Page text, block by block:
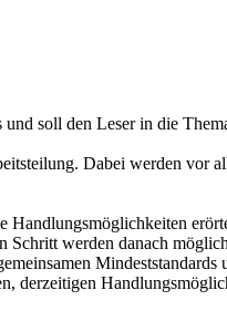
soll den Leser in die
Dabei werden vor
werden danach
Mindeststandards
derzeitigen